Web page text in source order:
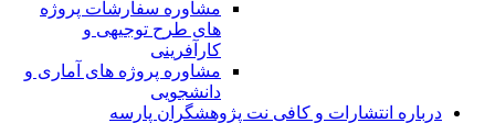
مشاوره سفارشات پروژه
های طرح توجیهی و
کارآفرینی
مشاوره پروژه های آماری و
دانشجویی
درباره انتشارات و کافی نت پژوهشگران پارسه